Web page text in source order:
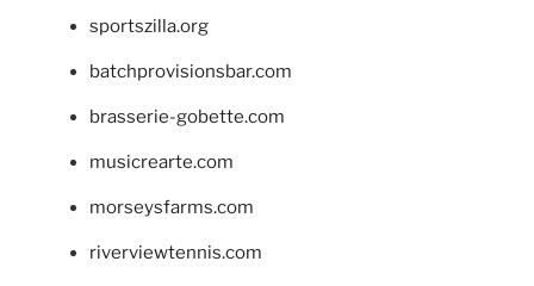
sportszilla.org
batchprovisionsbar.com
brasserie-gobette.com
musicrearte.com
morseysfarms.com
riverviewtennis.com